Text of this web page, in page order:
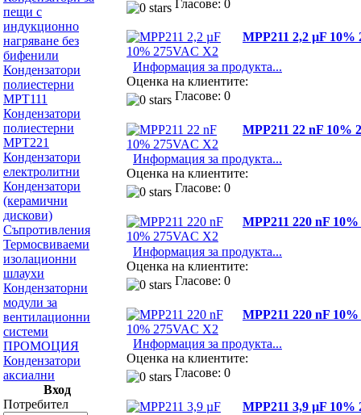
пещи с
индукционно
нагряване без
бифенили
Кондензатори
полиестерни
MPT111
Кондензатори
полиестерни
MPT221
Кондензатори
електролитни
Кондензатори
(керамични
дискови)
Съпротивления
Термосвиваеми
изолационни
шлаухи
Кондензаторни
модули за
вентилационни
системи
ПРОМОЦИЯ
Кондензатори
аксиални
Вход
Потребител
Гласове: 0
MPP211 2,2 µF 10%
Информация за продукта...
Оценка на клиентите:
Гласове: 0
MPP211 22 nF 10%
Информация за продукта...
Оценка на клиентите:
Гласове: 0
MPP211 220 nF
Информация за продукта...
Оценка на клиентите:
Гласове: 0
MPP211 220 nF
Информация за продукта...
Оценка на клиентите:
Гласове: 0
MPP211 3,9 µF 10%